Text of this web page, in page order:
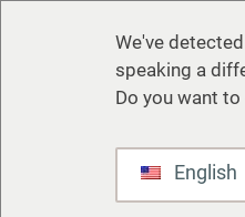
We've
speaking a
Do you want
English